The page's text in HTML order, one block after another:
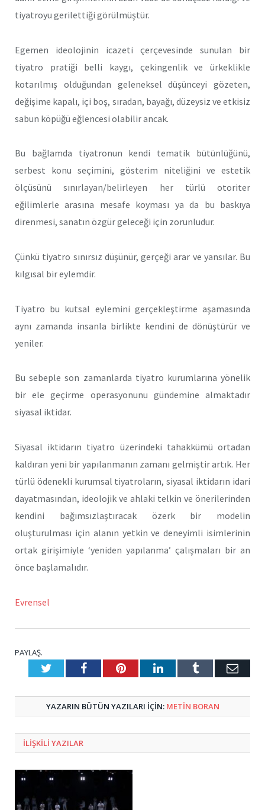
tiyatroyu gerilettiği görülmüştür.
Egemen ideolojinin icazeti çerçevesinde sunulan bir
tiyatro pratiği belli kaygı, çekingenlik ve ürkeklikle
kotarılmış olduğundan geleneksel düşünceyi gözeten,
değişime kapalı, içi boş, sıradan, bayağı, düzeysiz ve etkisiz
sabun köpüğü eğlencesi olabilir ancak.
Bu bağlamda tiyatronun kendi tematik bütünlüğünü,
serbest konu seçimini, gösterim niteliğini ve estetik
ölçüsünü sınırlayan/belirleyen her türlü otoriter
eğilimlerle arasına mesafe koyması ya da bu baskıya
direnmesi, sanatın özgür geleceği için zorunludur.
Çünkü tiyatro sınırsız düşünür, gerçeği arar ve yansılar. Bu
kılgısal bir eylemdir.
Tiyatro bu kutsal eylemini gerçekleştirme aşamasında
aynı zamanda insanla birlikte kendini de dönüştürür ve
yeniler.
Bu sebeple son zamanlarda tiyatro kurumlarına yönelik
bir ele geçirme operasyonunu gündemine almaktadır
siyasal iktidar.
Siyasal iktidarın tiyatro üzerindeki tahakkümü ortadan
kaldıran yeni bir yapılanmanın zamanı gelmiştir artık. Her
türlü ödenekli kurumsal tiyatroların, siyasal iktidarın idari
dayatmasından, ideolojik ve ahlaki telkin ve önerilerinden
kendini bağımsızlaştıracak özerk bir modelin
oluşturulması için alanın yetkin ve deneyimli isimlerinin
ortak girişimiyle ‘yeniden yapılanma’ çalışmaları bir an
önce başlamalıdır.
Evrensel
PAYLAŞ.
TwitterFacebookPinterestLinkedInTumblr E-
YAZARIN BÜTÜN YAZILARI IÇIN: METIN BORAN
ILIŞKILI YAZILAR